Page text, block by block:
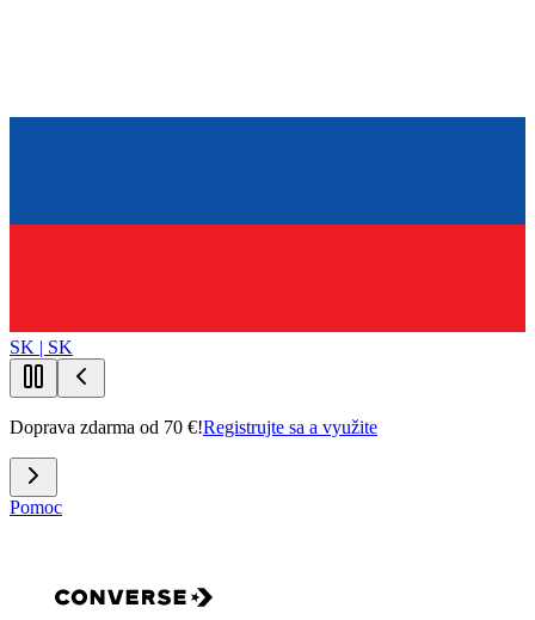
SK | SK
Doprava zdarma od 70 €!Registrujte sa a využite
Pomoc